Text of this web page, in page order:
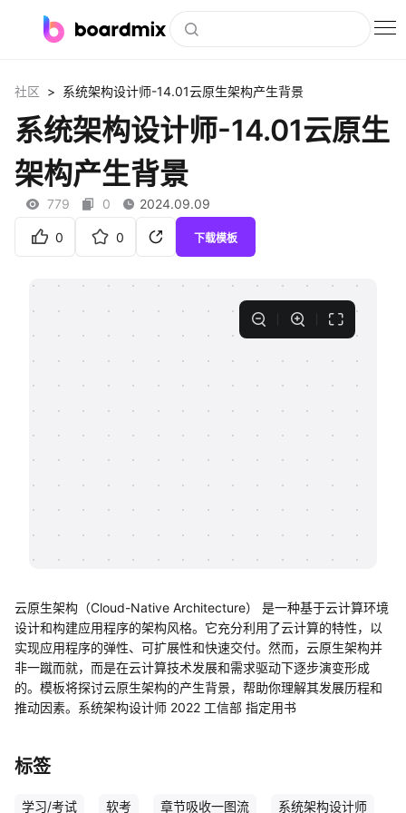
社区资源
会员
企业服务
客户案例
支持
帮助中心
社区 > 系统架构设计师-14.01云原生架构产生背景
系统架构设计师-14.01云原生
架构产生背景
779 0 2024.09.09
0 0 下载模板
云原生架构（Cloud-Native Architecture） 是一种基于云计算环境
设计和构建应用程序的架构风格。它充分利用了云计算的特性，以
实现应用程序的弹性、可扩展性和快速交付。然而，云原生架构并
非一蹴而就，而是在云计算技术发展和需求驱动下逐步演变形成
的。模板将探讨云原生架构的产生背景，帮助你理解其发展历程和
推动因素。系统架构设计师 2022 工信部 指定用书
标签
学习/考试 软考 章节吸收一图流 系统架构设计师